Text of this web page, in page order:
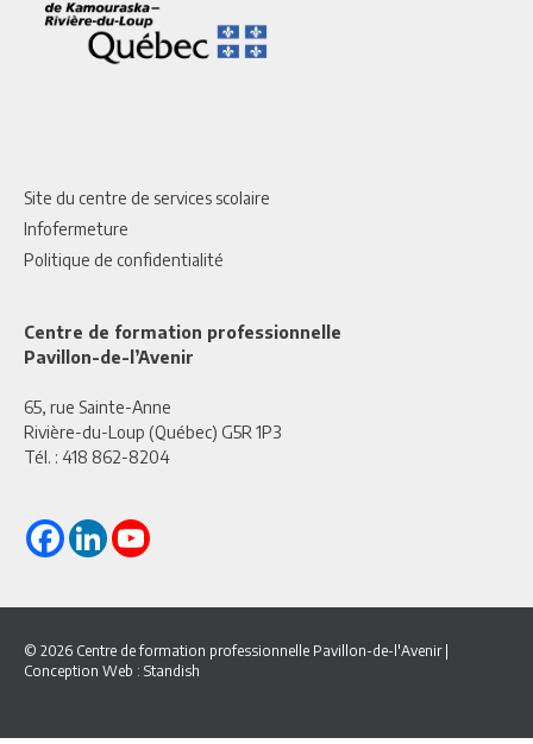
Site du centre de services scolaire
Infofermeture
Politique de confidentialité
Centre de formation professionnelle
Pavillon-de-l’Avenir
65, rue Sainte-Anne
Rivière-du-Loup (Québec) G5R 1P3
Tél. : 418 862-8204
© 2026 Centre de formation professionnelle Pavillon-de-l'Avenir |
Conception Web : Standish